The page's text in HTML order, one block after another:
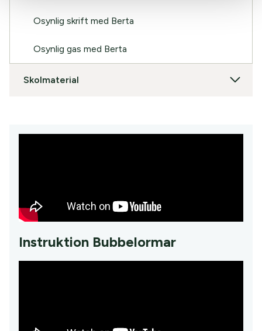
Osynlig skrift med Berta
Osynlig gas med Berta
Skolmaterial
Instruktion Bubbelormar